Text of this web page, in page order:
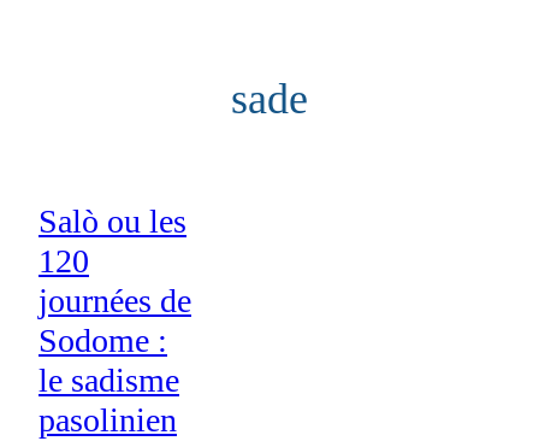
sade
Salò ou les
120
journées de
Sodome :
le sadisme
pasolinien